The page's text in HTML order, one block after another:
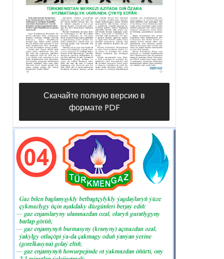
Скачайте полную версию в
формате PDF